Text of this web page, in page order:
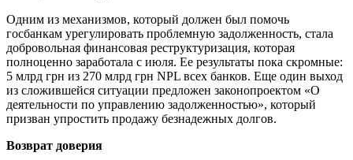
Одним из механизмов, который должен был помочь
госбанкам урегулировать проблемную задолженность, стала
добровольная финансовая реструктуризация, которая
полноценно заработала с июля. Ее результаты пока скромные:
5 млрд грн из 270 млрд грн NPL всех банков. Еще один выход
из сложившейся ситуации предложен законопроектом «О
деятельности по управлению задолженностью», который
призван упростить продажу безнадежных долгов.
Возврат доверия